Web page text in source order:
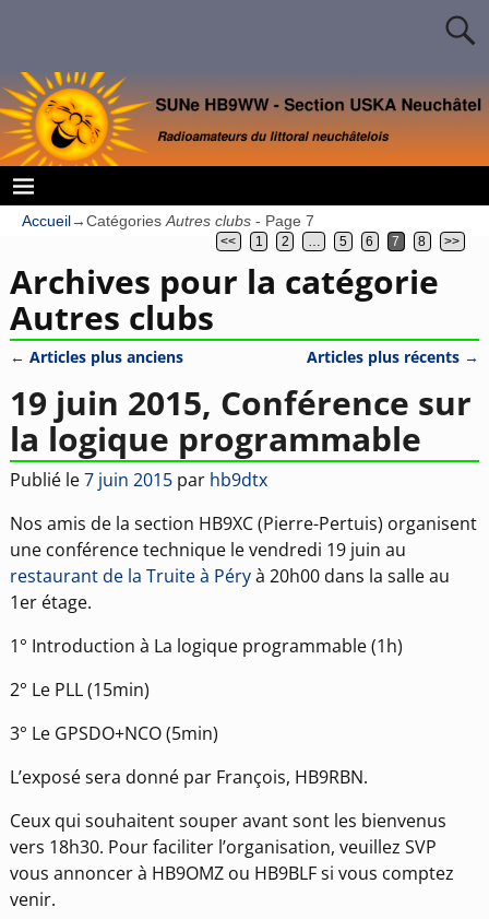
Accueil→Catégories Autres clubs - Page 7
<< 1 2 … 5 6 7 8 >>
Archives pour la catégorie
Autres clubs
← Articles plus anciens Articles plus récents →
19 juin 2015, Conférence sur
la logique programmable
Publié le7 juin 2015 par hb9dtx
Nos amis de la section HB9XC (Pierre-Pertuis) organisent
une conférence technique le vendredi 19 juin au
restaurant de la Truite à Péryà 20h00 dans la salle au
1er étage.
1° Introduction à La logique programmable (1h)
2° Le PLL (15min)
3° Le GPSDO+NCO (5min)
L’exposé sera donné par François, HB9RBN.
Ceux qui souhaitent souper avant sont les bienvenus
vers 18h30. Pour faciliter l’organisation, veuillez SVP
vous annoncer à HB9OMZ ou HB9BLF si vous comptez
venir.